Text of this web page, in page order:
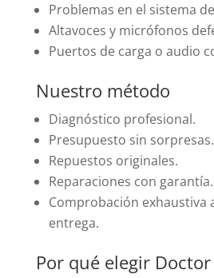
Problemas en el sistema
Altavoces y micrófonos
Puertos de carga o audio
Nuestro método
Diagnóstico profesional.
Presupuesto sin sorpresas.
Repuestos originales.
Reparaciones con garantía.
Comprobación exhaustiva
entrega.
Por qué elegir